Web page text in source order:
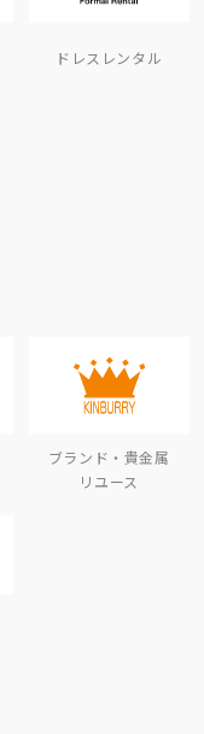
ドレスレンタル
ブランド・貴金属
リユース